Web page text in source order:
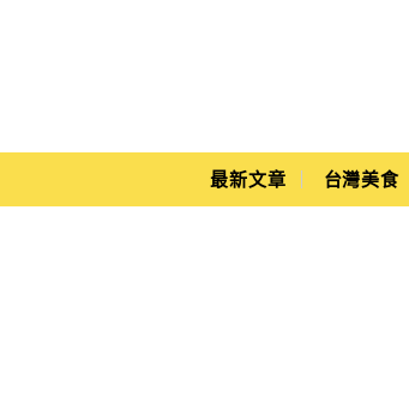
Yuki's Life
Main Menu
最新文章 台灣美食